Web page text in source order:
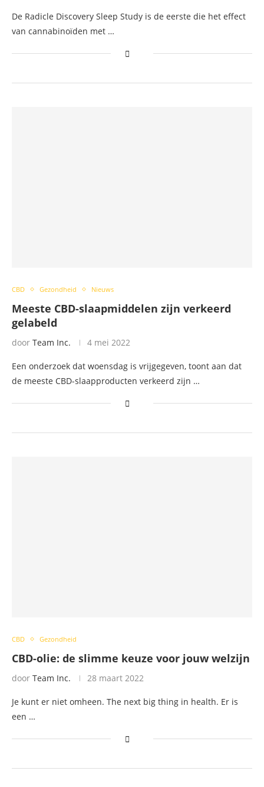
De Radicle Discovery Sleep Study is de eerste die het effect
van cannabinoïden met …
CBD Gezondheid Nieuws
Meeste CBD-slaapmiddelen zijn verkeerd
gelabeld
door Team Inc. 4 mei 2022
Een onderzoek dat woensdag is vrijgegeven, toont aan dat
de meeste CBD-slaapproducten verkeerd zijn …
CBD Gezondheid
CBD-olie: de slimme keuze voor jouw welzijn
door Team Inc. 28 maart 2022
Je kunt er niet omheen. The next big thing in health. Er is
een …